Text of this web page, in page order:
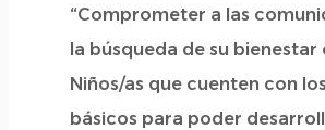
“Comprometer a las
la búsqueda de su bienestar
Niños/as que cuenten con
básicos para poder